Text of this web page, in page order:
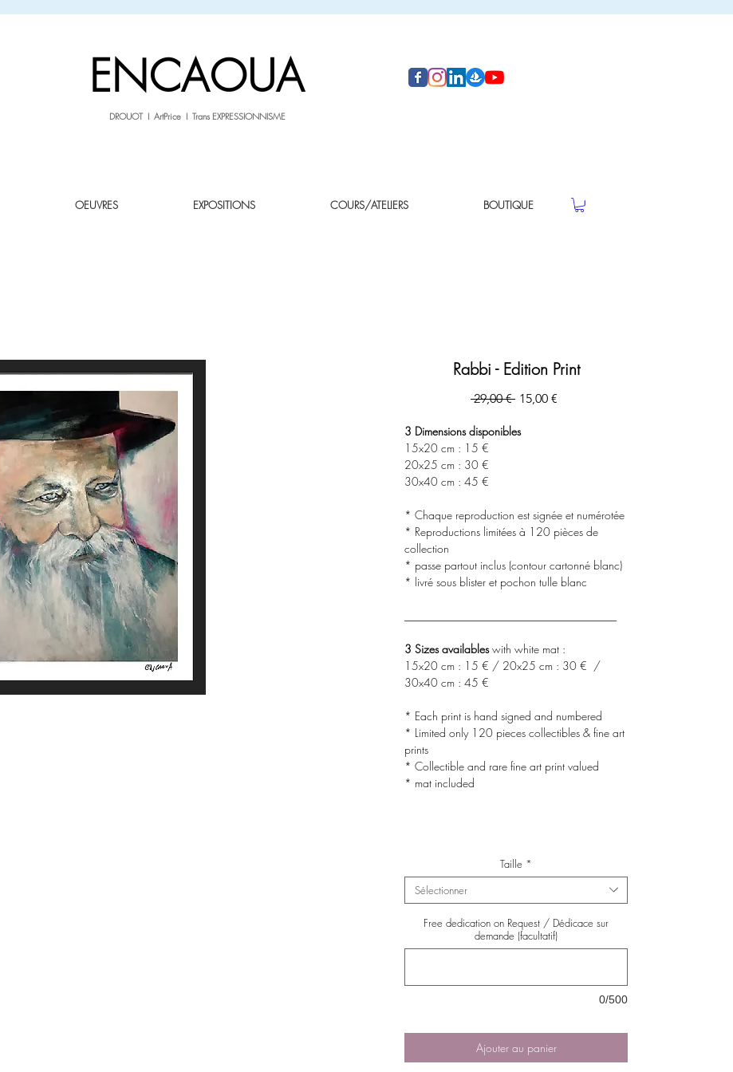
ENCAOUA
DROUOT I ArtPrice I Trans EXPRESSIONNISME
OEUVRES EXPOSITIONS COURS/ATELIERS BOUTIQUE
Rabbi - Edition Print
29,00 € Prix
15,00 €
3 Dimensions disponibles
15x20 cm : 15 €
20x25 cm : 30 €
30x40 cm : 45 €
* Chaque reproduction est signée et numérotée
* Reproductions limitées à 120 pièces de
collection
* passe partout inclus (contour cartonné blanc)
* livré sous blister et pochon tulle blanc
3 Sizes availableswith white mat :
15x20 cm : 15 € / 20x25 cm : 30 € /
30x40 cm : 45 €
* Each print is hand signed and numbered
* Limited only 120 pieces collectibles & fine art
prints
* Collectible and rare fine art print valued
* mat included
Taille *
Sélectionner
Free dedication on Request / Dédicace sur
demande (facultatif)
0/500
Ajouter au panier